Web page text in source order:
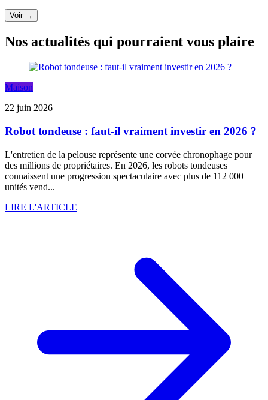
Voir →
Nos actualités qui pourraient vous plaire
Maison
22 juin 2026
Robot tondeuse : faut-il vraiment investir en 2026 ?
L'entretien de la pelouse représente une corvée chronophage pour
des millions de propriétaires. En 2026, les robots tondeuses
connaissent une progression spectaculaire avec plus de 112 000
unités vend...
LIRE L'ARTICLE